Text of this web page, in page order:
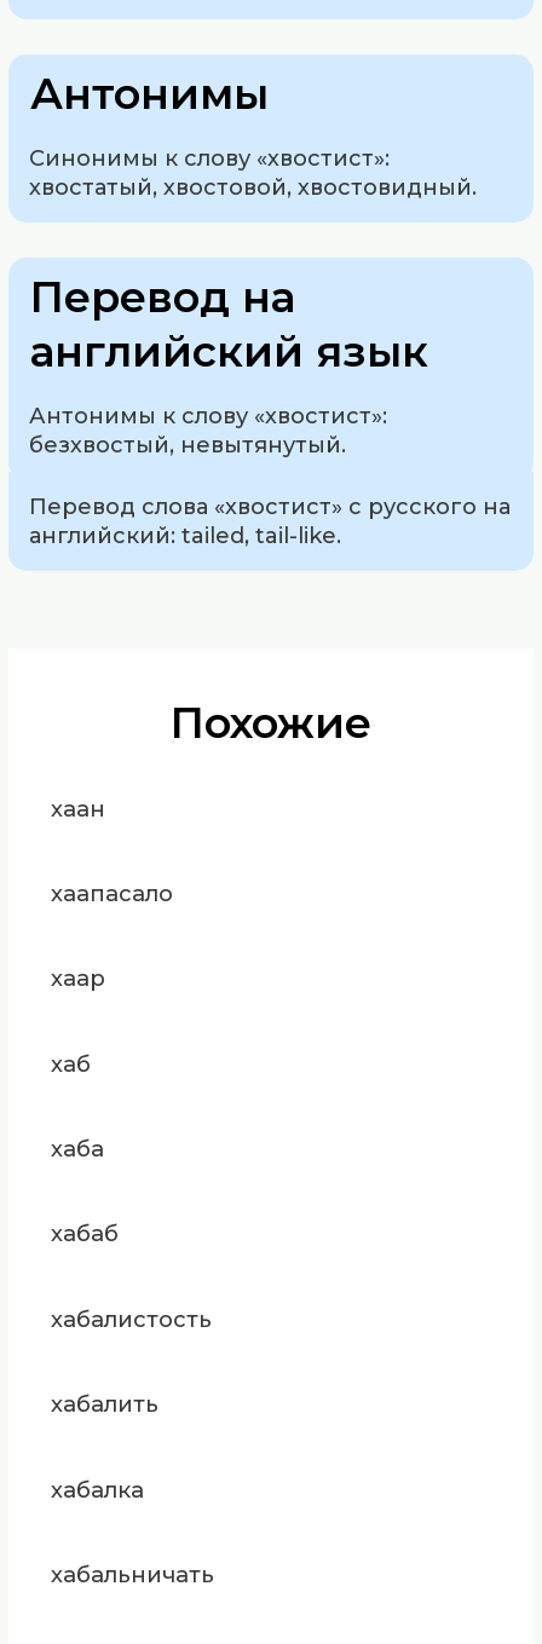
Антонимы
Синонимы к слову «хвостист»:
хвостатый, хвостовой, хвостовидный.
Перевод на
английский язык
Антонимы к слову «хвостист»:
безхвостый, невытянутый.
Перевод слова «хвостист» с русского на
английский: tailed, tail-like.
Похожие
хаан
хаапасало
хаар
хаб
хаба
хабаб
хабалистость
хабалить
хабалка
хабальничать